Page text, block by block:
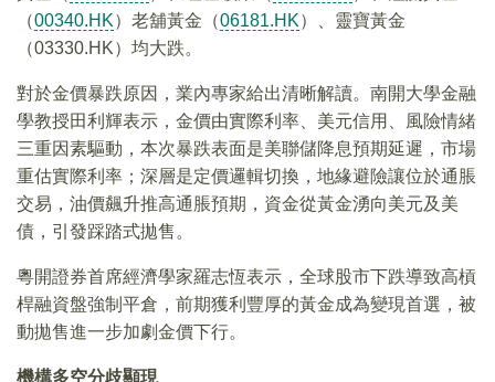
（00340.HK）老舖黃金（06181.HK）、靈寶黃金
（03330.HK）均大跌。
對於金價暴跌原因，業內專家給出清晰解讀。南開大學金融
學教授田利輝表示，金價由實際利率、美元信用、風險情緒
三重因素驅動，本次暴跌表面是美聯儲降息預期延遲，市場
重估實際利率；深層是定價邏輯切換，地緣避險讓位於通脹
交易，油價飆升推高通脹預期，資金從黃金湧向美元及美
債，引發踩踏式拋售。
粵開證券首席經濟學家羅志恆表示，全球股市下跌導致高槓
桿融資盤強制平倉，前期獲利豐厚的黃金成為變現首選，被
動拋售進一步加劇金價下行。
機構多空分歧顯現